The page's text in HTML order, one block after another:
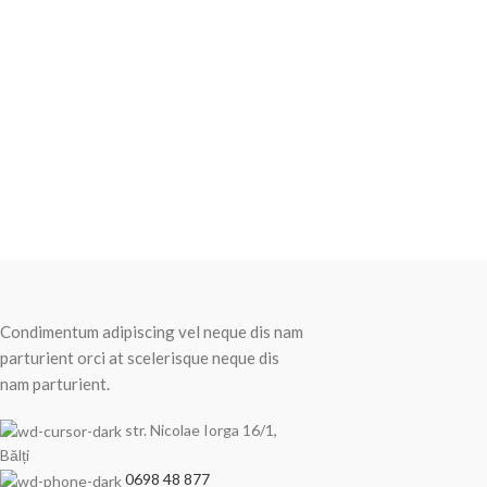
Condimentum adipiscing vel neque dis nam
parturient orci at scelerisque neque dis
nam parturient.
str. Nicolae Iorga 16/1,
Bălți
0698 48 877